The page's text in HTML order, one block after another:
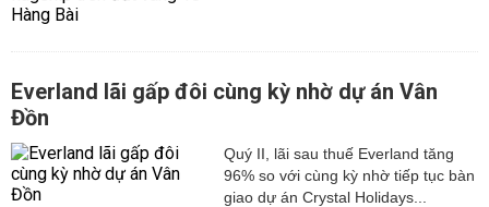
Everland lãi gấp đôi cùng kỳ nhờ dự án Vân
Đồn
Quý II, lãi sau thuế Everland tăng
96% so với cùng kỳ nhờ tiếp tục bàn
giao dự án Crystal Holidays...